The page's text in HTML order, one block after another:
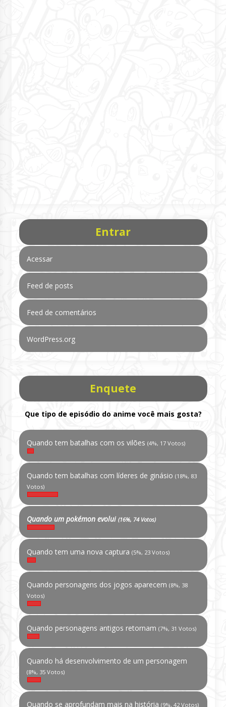
Entrar
Acessar
Feed de posts
Feed de comentários
WordPress.org
Enquete
Que tipo de episódio do anime você mais gosta?
Quando tem batalhas com os vilões (4%, 17 Votos)
Quando tem batalhas com líderes de ginásio (18%, 83
Votos)
Quando um pokémon evolui (16%, 74 Votos)
Quando tem uma nova captura (5%, 23 Votos)
Quando personagens dos jogos aparecem (8%, 38
Votos)
Quando personagens antigos retornam (7%, 31 Votos)
Quando há desenvolvimento de um personagem
(8%, 35 Votos)
Quando se aprofundam mais na história (9%, 42 Votos)